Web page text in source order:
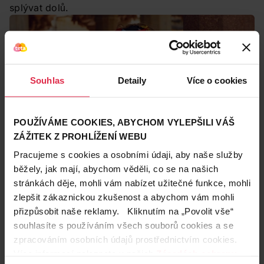
Souhlas Detaily Více o cookies
POUŽÍVÁME COOKIES, ABYCHOM VYLEPŠILI VÁŠ
ZÁŽITEK Z PROHLÍŽENÍ WEBU
Pracujeme s cookies a osobními údaji, aby naše služby
běžely, jak mají, abychom věděli, co se na našich
stránkách děje, mohli vám nabízet užitečné funkce, mohli
zlepšit zákaznickou zkušenost a abychom vám mohli
přizpůsobit naše reklamy. Kliknutím na „Povolit vše“
souhlasíte s používáním všech souborů cookies a se
zpracováním osobních údajů prostřednictvím cookies.
splývat dolů.
Tip redakce:
Chcete svým vlasům dodat ochranu, ale máte vlasy
se sklonem k maštění ? Použijte přípravek přímo na